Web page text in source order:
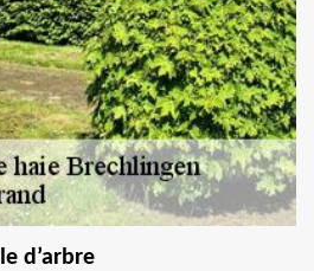
d’arbre